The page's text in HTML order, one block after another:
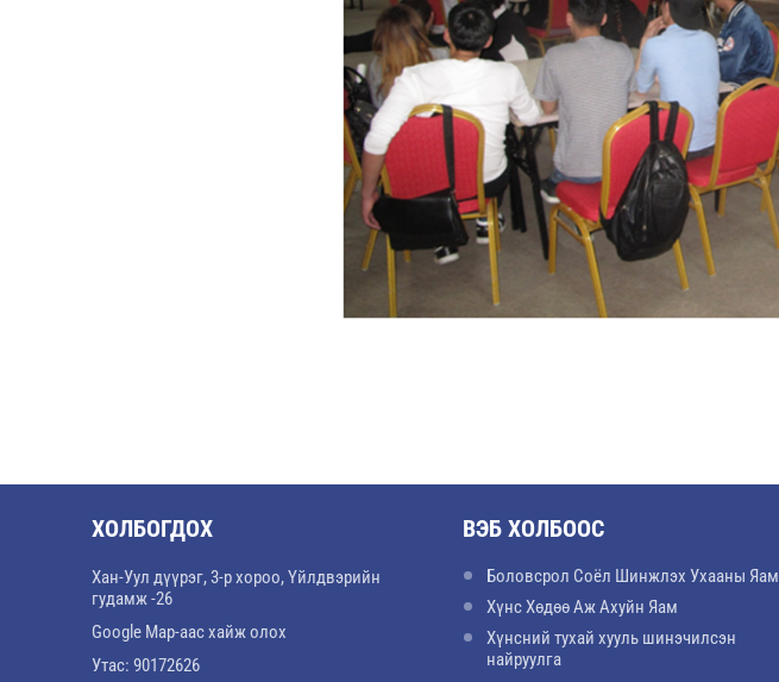
ХОЛБОГДОХ
Хан-Уул дүүрэг, 3-р хороо, Үйлдвэрийн
гудамж -26
Google Map-аас хайж олох
Утас: 90172626
ВЭБ ХОЛБООС
Боловсрол Соёл Шинжлэх Ухааны Яам
Хүнс Хөдөө Аж Ахуйн Яам
Хүнсний тухай хууль шинэчилсэн
найруулга